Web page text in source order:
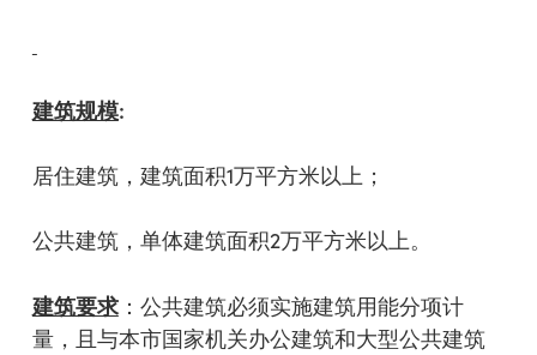
建筑规模:
居住建筑，建筑面积1万平方米以上；
公共建筑，单体建筑面积2万平方米以上。
建筑要求：公共建筑必须实施建筑用能分项计
量，且与本市国家机关办公建筑和大型公共建筑